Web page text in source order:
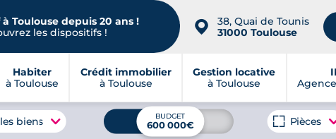
Toulouse depuis 20 ans !
les dispositifs ! 📍
38, Quai de Tounis
31000 Toulouse
Habiter
à Toulouse
Crédit immobilier
à Toulouse
Gestion locative
à Toulouse
biens BUDGET
600 000€ Pièces